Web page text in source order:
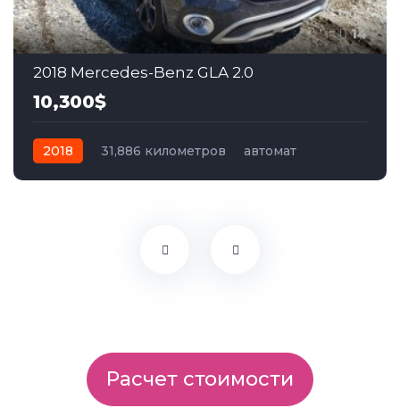
14
2018 Mercedes-Benz GLA 2.0
10,300$
2018 31,886 километров
автомат
Расчет стоимости